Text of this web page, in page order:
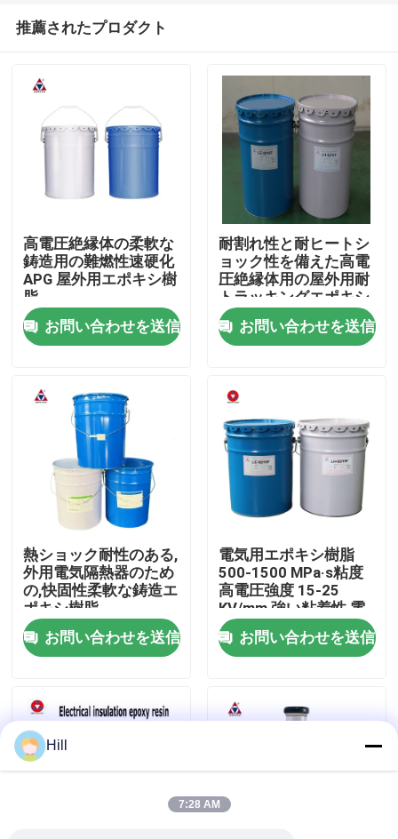
家へ
ビデオ
VRショー
わたしたち に つい て
工場 ツアー
品質管理
連絡 ください
ブログ
推薦されたプロダクト
高電圧絶縁体の柔軟な
鋳造用の難燃性速硬化
APG 屋外用エポキシ樹
脂
お問い合わせを送信
耐割れ性と耐ヒートシ
ョック性を備えた高電
圧絶縁体用の屋外用耐
トラッキングエポキシ
樹脂
お問い合わせを送信
熱ショック耐性のある,
外用電気隔熱器のため
の,快固性柔軟な鋳造エ
ポキシ樹脂
お問い合わせを送信
電気用エポキシ樹脂
500-1500 MPa·s粘度
高電圧強度 15-25
KV/mm 強い粘着性 電
気隔熱
お問い合わせを送信
Hill
7:28 AM